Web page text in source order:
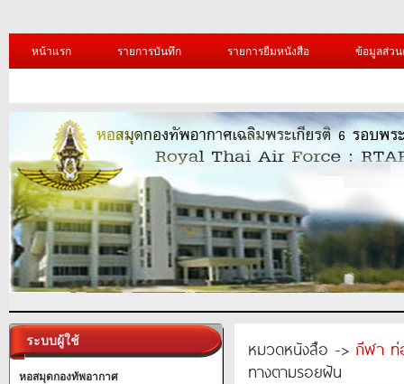
หน้าแรก รายการบันทึก รายการยืมหนังสือ ข้อมูลส่ว
ระบบผู้ใช้
หอสมุดกองทัพอากาศ
หมวดหนังสือ -> กีฬา ท่
ทางตามรอยฝัน